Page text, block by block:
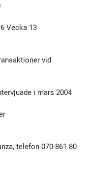
Vecka 13
vid
i mars 2004
telefon 070-861 80